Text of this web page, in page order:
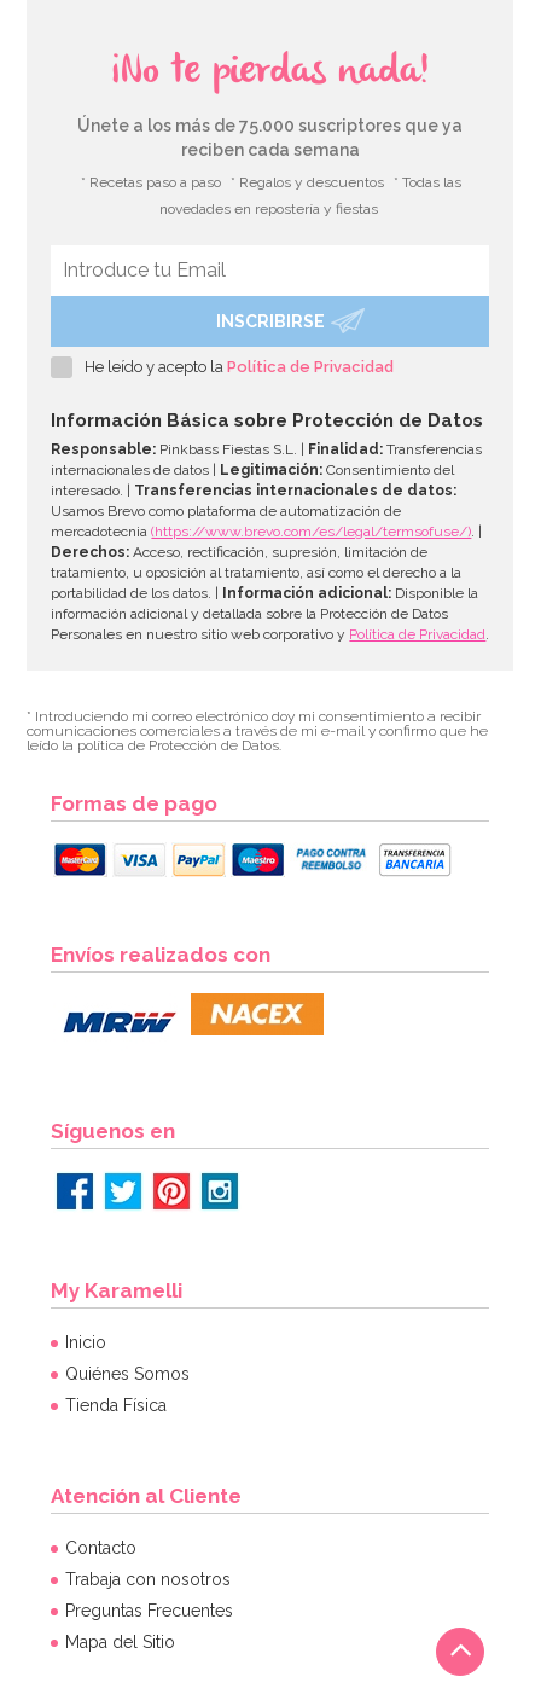
¡No te pierdas nada!
Únete a los más de 75.000 suscriptores que ya
reciben cada semana
* Recetas paso a paso * Regalos y descuentos
* Todas las
novedades en repostería y fiestas
INSCRIBIRSE
He leído y acepto laPolítica de Privacidad
Información Básica sobre Protección de Datos
Responsable: Pinkbass Fiestas S.L. | Finalidad: Transferencias
internacionales de datos | Legitimación: Consentimiento del
interesado. | Transferencias internacionales de datos:
Usamos Brevo como plataforma de automatización de
mercadotecnia(https://www.brevo.com/es/legal/termsofuse/) . |
Derechos: Acceso, rectificación, supresión, limitación de
tratamiento, u oposición al tratamiento, así como el derecho a la
portabilidad de los datos. | Información adicional: Disponible la
información adicional y detallada sobre la Protección de Datos
Personales en nuestro sitio web corporativo y Política de Privacidad
* Introduciendo mi correo electrónico doy mi consentimiento a recibir
comunicaciones comerciales a través de mi e-mail y confirmo que he
leído la política de Protección de Datos.
Formas de pago
Envíos realizados con
Síguenos en
My Karamelli
Inicio
Quiénes Somos
Tienda Física
Atención al Cliente
Contacto
Trabaja con nosotros
Preguntas Frecuentes
Mapa del Sitio